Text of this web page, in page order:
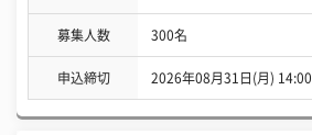
募集人数 300名
申込締切 2026年08月31日(月) 14:00